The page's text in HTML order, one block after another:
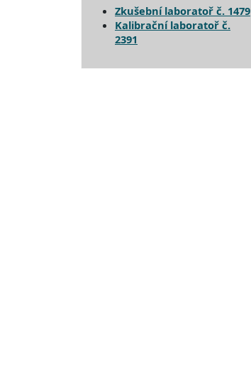
Zkušební laboratoř č. 1479
Kalibrační laboratoř č.
2391